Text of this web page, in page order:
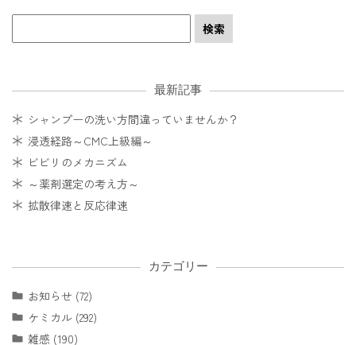
最新記事
シャンプーの洗い方間違っていませんか？
浸透経路～CMC上級編～
ビビリのメカニズム
～薬剤選定の考え方～
拡散律速と反応律速
カテゴリー
お知らせ (72)
ケミカル (292)
雑感 (190)